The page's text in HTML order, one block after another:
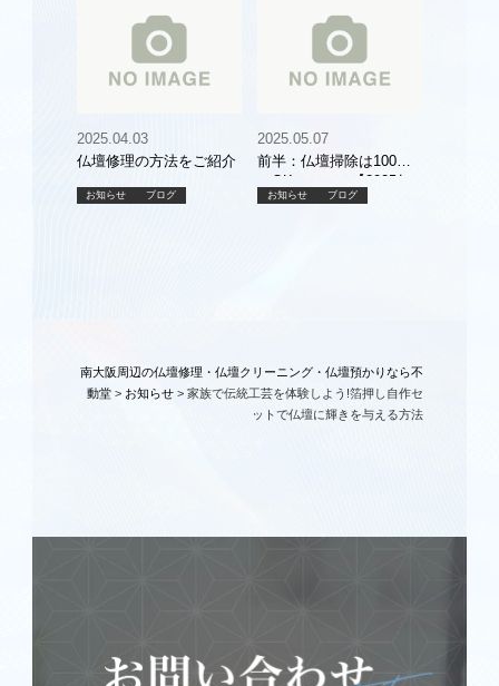
仏壇修理の方法をご紹介
2025.04.03
お知らせ ブログ
前半：仏壇掃除は100均
でOK！ 【2025年
最新版】安く・簡単にで
2025.05.07
お知らせ ブログ
南大阪周辺の仏壇修理・仏壇クリーニング・仏壇預かりなら不
動堂> お知らせ> 家族で伝統工芸を体験しよう!箔押し自作セ
ットで仏壇に輝きを与える方法